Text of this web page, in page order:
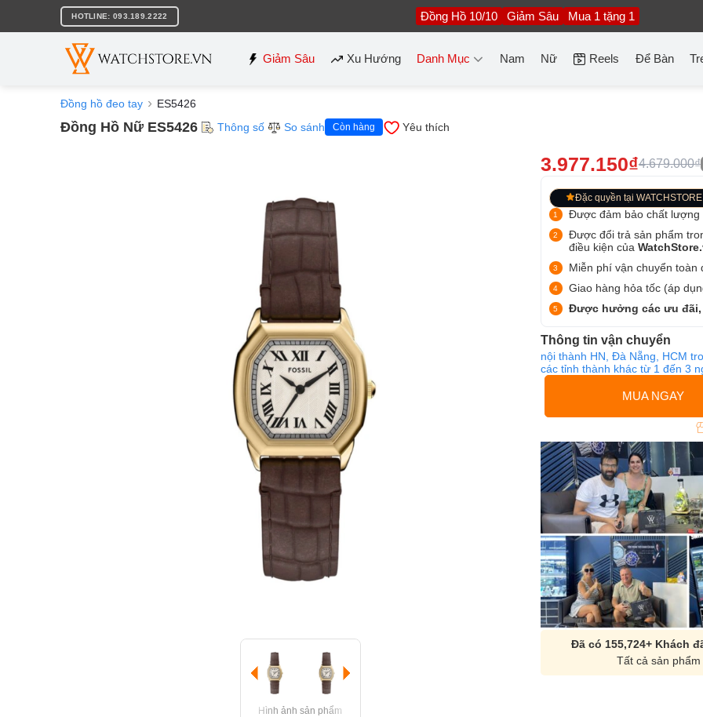
nội
HOTLINE: 093.189.2222 Đồng Hồ 10/10 Giảm Sâu Mua 1 tặng 1
Giảm Sâu Xu Hướng Danh Mục Nam Nữ Reels Để Bàn
Đồng hồ đeo tay ES5426
Đồng Hồ Nữ ES5426 Thông số So sánh Còn hàng Yêu thích
Hình ảnh sản phẩm
3.977.150₫4.679.000₫
Đặc quyền tại WATCHSTORE
Được đảm bảo chất lượng
Được đổi trả sản phẩm
điều kiện của
Miễn phí vận chuyển toàn
Giao hàng hỏa tốc (áp
Được hưởng các ưu đãi,
Thông tin vận chuyển
nội thành HN, Đà Nẵng, HCM
các tỉnh thành khác từ 1 đến 3
MUA NGAY
Đã có 155,724+ Khách
Tất cả sản